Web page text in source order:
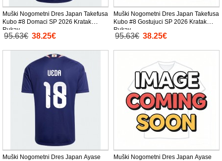
Muški Nogometni Dres Japan Takefusa
Kubo #8 Domaci SP 2026 Kratak
Rukav
95.63€ 38.25€
Muški Nogometni Dres Japan Takefusa
Kubo #8 Gostujuci SP 2026 Kratak
Rukav
95.63€ 38.25€
Muški Nogometni Dres Japan Ayase
Muški Nogometni Dres Japan Ayase